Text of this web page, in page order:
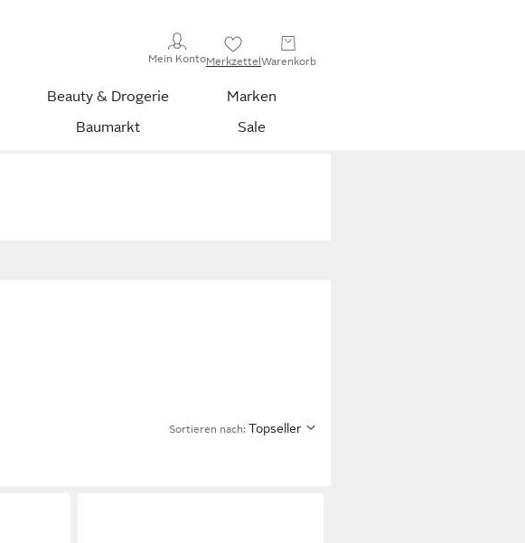
Mein KontoMerkzettelWarenkorb
Beauty & Drogerie
Marken
Baumarkt Sale
Sortieren nach: Topseller